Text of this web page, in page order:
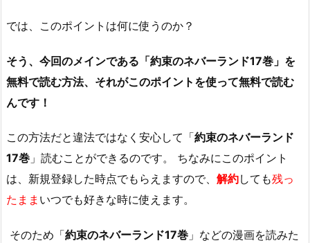
では、このポイントは何に使うのか？
そう、今回のメインである「約束のネバーランド17巻」を
無料で読む方法、それがこのポイントを使って無料で読む
んです！
この方法だと違法ではなく安心して「約束のネバーランド
17巻 」読むことができるのです。 ちなみにこのポイント
は、新規登録した時点でもらえますので、 解約しても残っ
たまま いつでも好きな時に使えます。
そのため「約束のネバーランド17巻 」などの漫画を読みた